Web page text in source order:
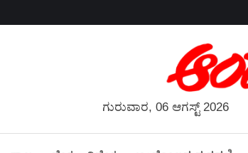
ಗುರುವಾರ, 06 ಆಗಸ್ಟ್ 2026